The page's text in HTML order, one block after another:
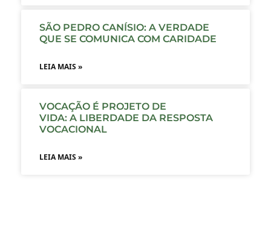
SÃO PEDRO CANÍSIO: A VERDADE
QUE SE COMUNICA COM CARIDADE
LEIA MAIS »
VOCAÇÃO É PROJETO DE
VIDA: A LIBERDADE DA RESPOSTA
VOCACIONAL
LEIA MAIS »